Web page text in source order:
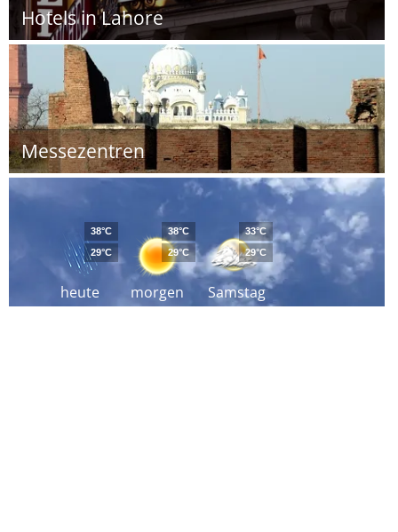
Hotels in Lahore
Messezentren
heute
38°C
29°C
morgen
38°C
29°C
Samstag
33°C
29°C